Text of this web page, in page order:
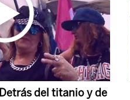
del titanio y de